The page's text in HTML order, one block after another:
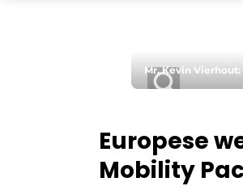
Mr. Kevin
Europese
Mobility